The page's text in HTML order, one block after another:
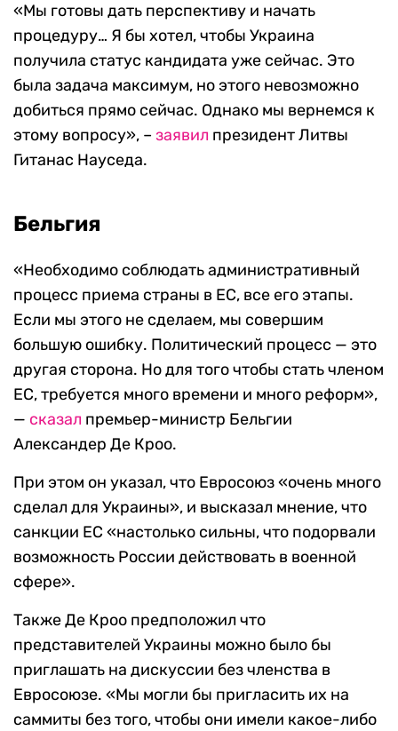
«Мы готовы дать перспективу и начать
процедуру… Я бы хотел, чтобы Украина
получила статус кандидата уже сейчас. Это
была задача максимум, но этого невозможно
добиться прямо сейчас. Однако мы вернемся к
этому вопросу», – заявил президент Литвы
Гитанас Науседа.
Бельгия
«Необходимо соблюдать административный
процесс приема страны в ЕС, все его этапы.
Если мы этого не сделаем, мы совершим
большую ошибку. Политический процесс — это
другая сторона. Но для того чтобы стать членом
ЕС, требуется много времени и много реформ»,
— сказал премьер-министр Бельгии
Александер Де Кроо.
При этом он указал, что Евросоюз «очень много
сделал для Украины», и высказал мнение, что
санкции ЕС «настолько сильны, что подорвали
возможность России действовать в военной
сфере».
Также Де Кроо предположил что
представителей Украины можно было бы
приглашать на дискуссии без членства в
Евросоюзе. «Мы могли бы пригласить их на
саммиты без того, чтобы они имели какое-либо